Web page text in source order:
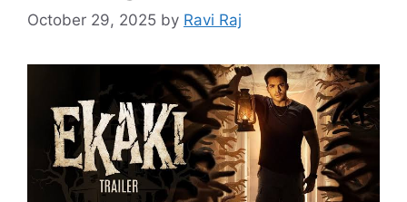
October 29, 2025 by Ravi Raj